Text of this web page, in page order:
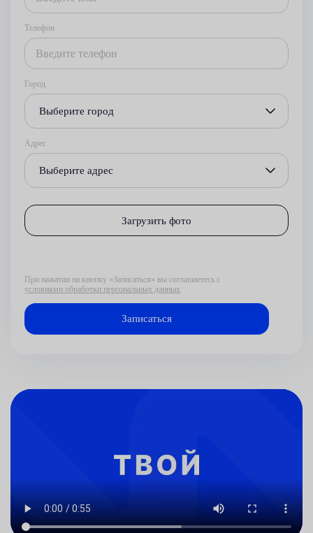
Телефон
Город
Выберите город
Адрес
Выберите адрес
Загрузить фото
При нажатии на кнопку «Записаться» вы соглашаетесь с
условиями обработки персональных данных